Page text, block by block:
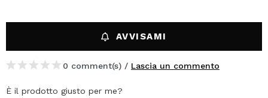
AVVISAMI
0 comment(s) / Lascia un commento
È il prodotto giusto per me?